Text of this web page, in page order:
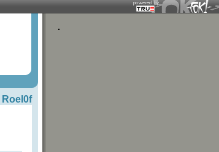
Roel0f